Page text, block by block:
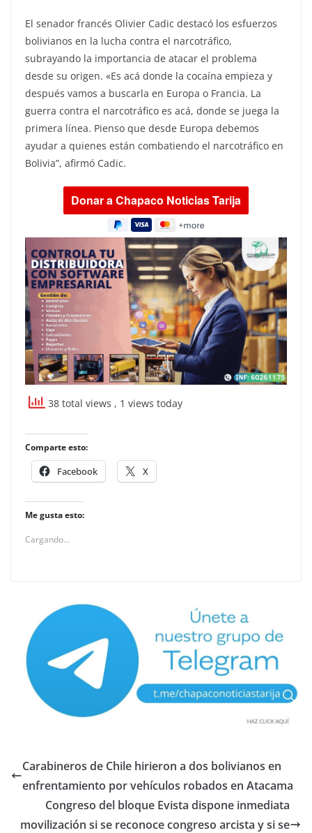
El senador francés Olivier Cadic destacó los esfuerzos
bolivianos en la lucha contra el narcotráfico,
subrayando la importancia de atacar el problema
desde su origen. «Es acá donde la cocaína empieza y
después vamos a buscarla en Europa o Francia. La
guerra contra el narcotráfico es acá, donde se juega la
primera línea. Pienso que desde Europa debemos
ayudar a quienes están combatiendo el narcotráfico en
Bolivia”, afirmó Cadic.
38 total views , 1 views today
Comparte esto:
Facebook X
Me gusta esto:
Cargando...
Carabineros de Chile hirieron a dos bolivianos en
enfrentamiento por vehículos robados en Atacama
Congreso del bloque Evista dispone inmediata
movilización si se reconoce congreso arcista y si se